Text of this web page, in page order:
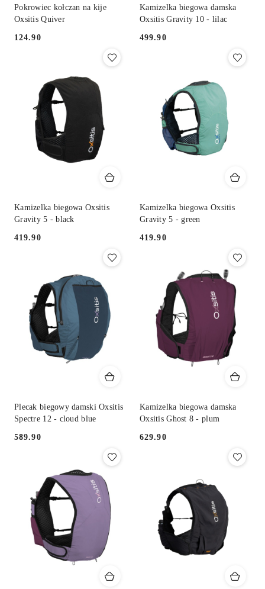
Pokrowiec kołczan na kije
Oxsitis Quiver
124.90
Kamizelka biegowa damska
Oxsitis Gravity 10 - lilac
499.90
Kamizelka biegowa Oxsitis
Gravity 5 - black
Cena:
419.90
Kamizelka biegowa Oxsitis
Gravity 5 - green
Cena:
419.90
Plecak biegowy damski Oxsitis
Spectre 12 - cloud blue
589.90
Kamizelka biegowa damska
Oxsitis Ghost 8 - plum
629.90